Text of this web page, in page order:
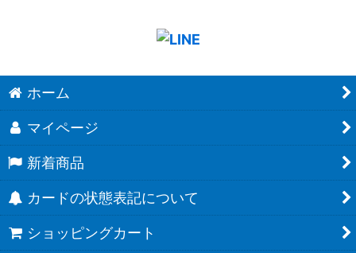
ホーム
マイページ
新着商品
カードの状態表記について
ショッピングカート